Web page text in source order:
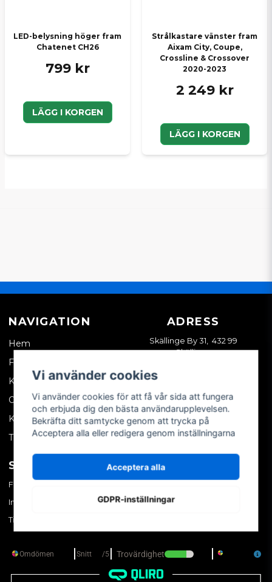
LED-belysning höger fram
Chatenet CH26
799 kr
LÄGG I KORGEN
Strålkastare vänster fram
Aixam City, Coupe,
Crossline & Crossover
2020-2023
2 249 kr
LÄGG I KORGEN
NAVIGATION
Hem
Företagskund
Kontakta oss
Om oss
Köpvillkor
Tips & trix
ADRESS
Skällinge By 31, 432 99
Skällinge
SOCIALA MEDIER
Facebook
Instagram
TikTok
MITT KONTO
Skapa konto
Vi använder cookies
Vi använder cookies för att få vår sida att fungera
och erbjuda dig den bästa användarupplevelsen.
Bekräfta ditt samtycke genom att trycka på
Acceptera alla eller redigera genom inställningarna
Acceptera alla
GDPR-inställningar